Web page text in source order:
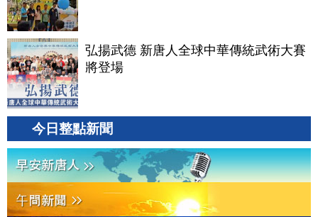
弘揚武德 新唐人全球中華傳統武術大賽
將登場
今日整點新聞